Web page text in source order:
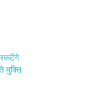
मुक्ति